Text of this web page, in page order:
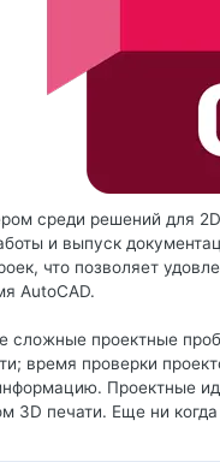
среди решений для
и выпуск
что позволяет
AutoCAD.
сложные проектные
время проверки
Проектные
3D печати. Еще ни